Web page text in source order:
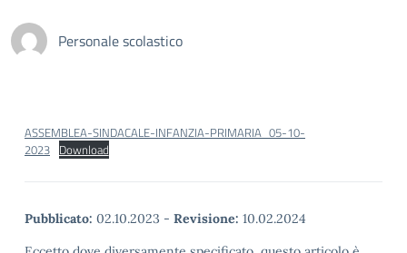
Personale scolastico
ASSEMBLEA-SINDACALE-INFANZIA-PRIMARIA_05-10-
2023 Download
Pubblicato: 02.10.2023 - Revisione: 10.02.2024